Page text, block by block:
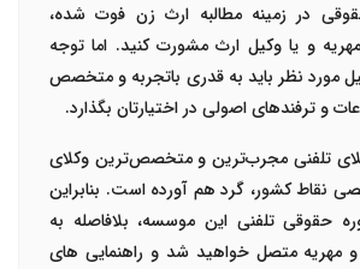
در زمینه مطالبه ارث زن فوت شده،
و یا وکیل ارث مشورت کنید. اما توجه
مورد نظر باید به قدری باتجربه و متخصص
و ترفندهای اصولی در اختیارتان بگذارد.
تلفنی مجرب‌ترین و متخصص‌ترین وکلای
نقاط کشور، گرد هم آورده است. بنابراین
حقوقی تلفنی این موسسه، بلافاصله به
و مهریه متصل خواهید شد و راهنمایی های